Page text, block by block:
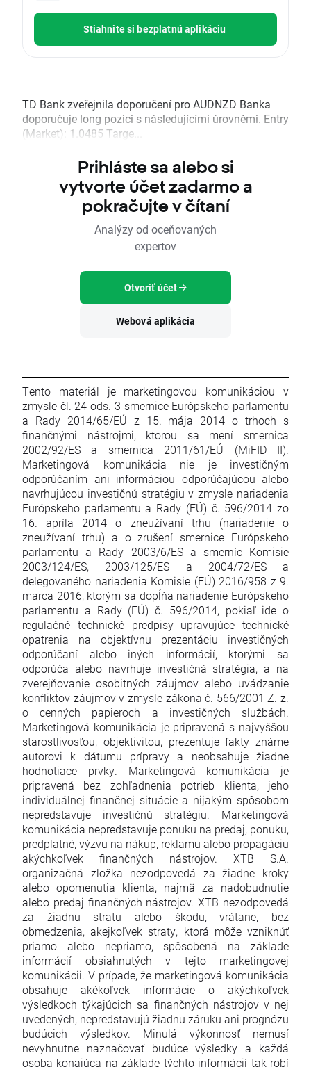
Stiahnite si bezplatnú aplikáciu
TD Bank zveřejnila doporučení pro AUDNZD Banka
doporučuje long pozici s následujícími úrovněmi. Entry
(Market): 1.0485 Targe...
Prihláste sa alebo si
vytvorte účet zadarmo a
pokračujte v čítaní
Analýzy od oceňovaných
expertov
Otvoriť účet
Webová aplikácia
Tento materiál je marketingovou komunikáciou v
zmysle čl. 24 ods. 3 smernice Európskeho parlamentu
a Rady 2014/65/EÚ z 15. mája 2014 o trhoch s
finančnými nástrojmi, ktorou sa mení smernica
2002/92/ES a smernica 2011/61/EÚ (MiFID II).
Marketingová komunikácia nie je investičným
odporúčaním ani informáciou odporúčajúcou alebo
navrhujúcou investičnú stratégiu v zmysle nariadenia
Európskeho parlamentu a Rady (EÚ) č. 596/2014 zo
16. apríla 2014 o zneužívaní trhu (nariadenie o
zneužívaní trhu) a o zrušení smernice Európskeho
parlamentu a Rady 2003/6/ES a smerníc Komisie
2003/124/ES, 2003/125/ES a 2004/72/ES a
delegovaného nariadenia Komisie (EÚ) 2016/958 z 9.
marca 2016, ktorým sa dopĺňa nariadenie Európskeho
parlamentu a Rady (EÚ) č. 596/2014, pokiaľ ide o
regulačné technické predpisy upravujúce technické
opatrenia na objektívnu prezentáciu investičných
odporúčaní alebo iných informácií, ktorými sa
odporúča alebo navrhuje investičná stratégia, a na
zverejňovanie osobitných záujmov alebo uvádzanie
konfliktov záujmov v zmysle zákona č. 566/2001 Z. z.
o cenných papieroch a investičných službách.
Marketingová komunikácia je pripravená s najvyššou
starostlivosťou, objektivitou, prezentuje fakty známe
autorovi k dátumu prípravy a neobsahuje žiadne
hodnotiace prvky. Marketingová komunikácia je
pripravená bez zohľadnenia potrieb klienta, jeho
individuálnej finančnej situácie a nijakým spôsobom
nepredstavuje investičnú stratégiu. Marketingová
komunikácia nepredstavuje ponuku na predaj, ponuku,
predplatné, výzvu na nákup, reklamu alebo propagáciu
akýchkoľvek finančných nástrojov. XTB S.A.
organizačná zložka nezodpovedá za žiadne kroky
alebo opomenutia klienta, najmä za nadobudnutie
alebo predaj finančných nástrojov. XTB nezodpovedá
za žiadnu stratu alebo škodu, vrátane, bez
obmedzenia, akejkoľvek straty, ktorá môže vzniknúť
priamo alebo nepriamo, spôsobená na základe
informácií obsiahnutých v tejto marketingovej
komunikácii. V prípade, že marketingová komunikácia
obsahuje akékoľvek informácie o akýchkoľvek
výsledkoch týkajúcich sa finančných nástrojov v nej
uvedených, nepredstavujú žiadnu záruku ani prognózu
budúcich výsledkov. Minulá výkonnosť nemusí
nevyhnutne naznačovať budúce výsledky a každá
osoba konajúca na základe týchto informácií tak robí